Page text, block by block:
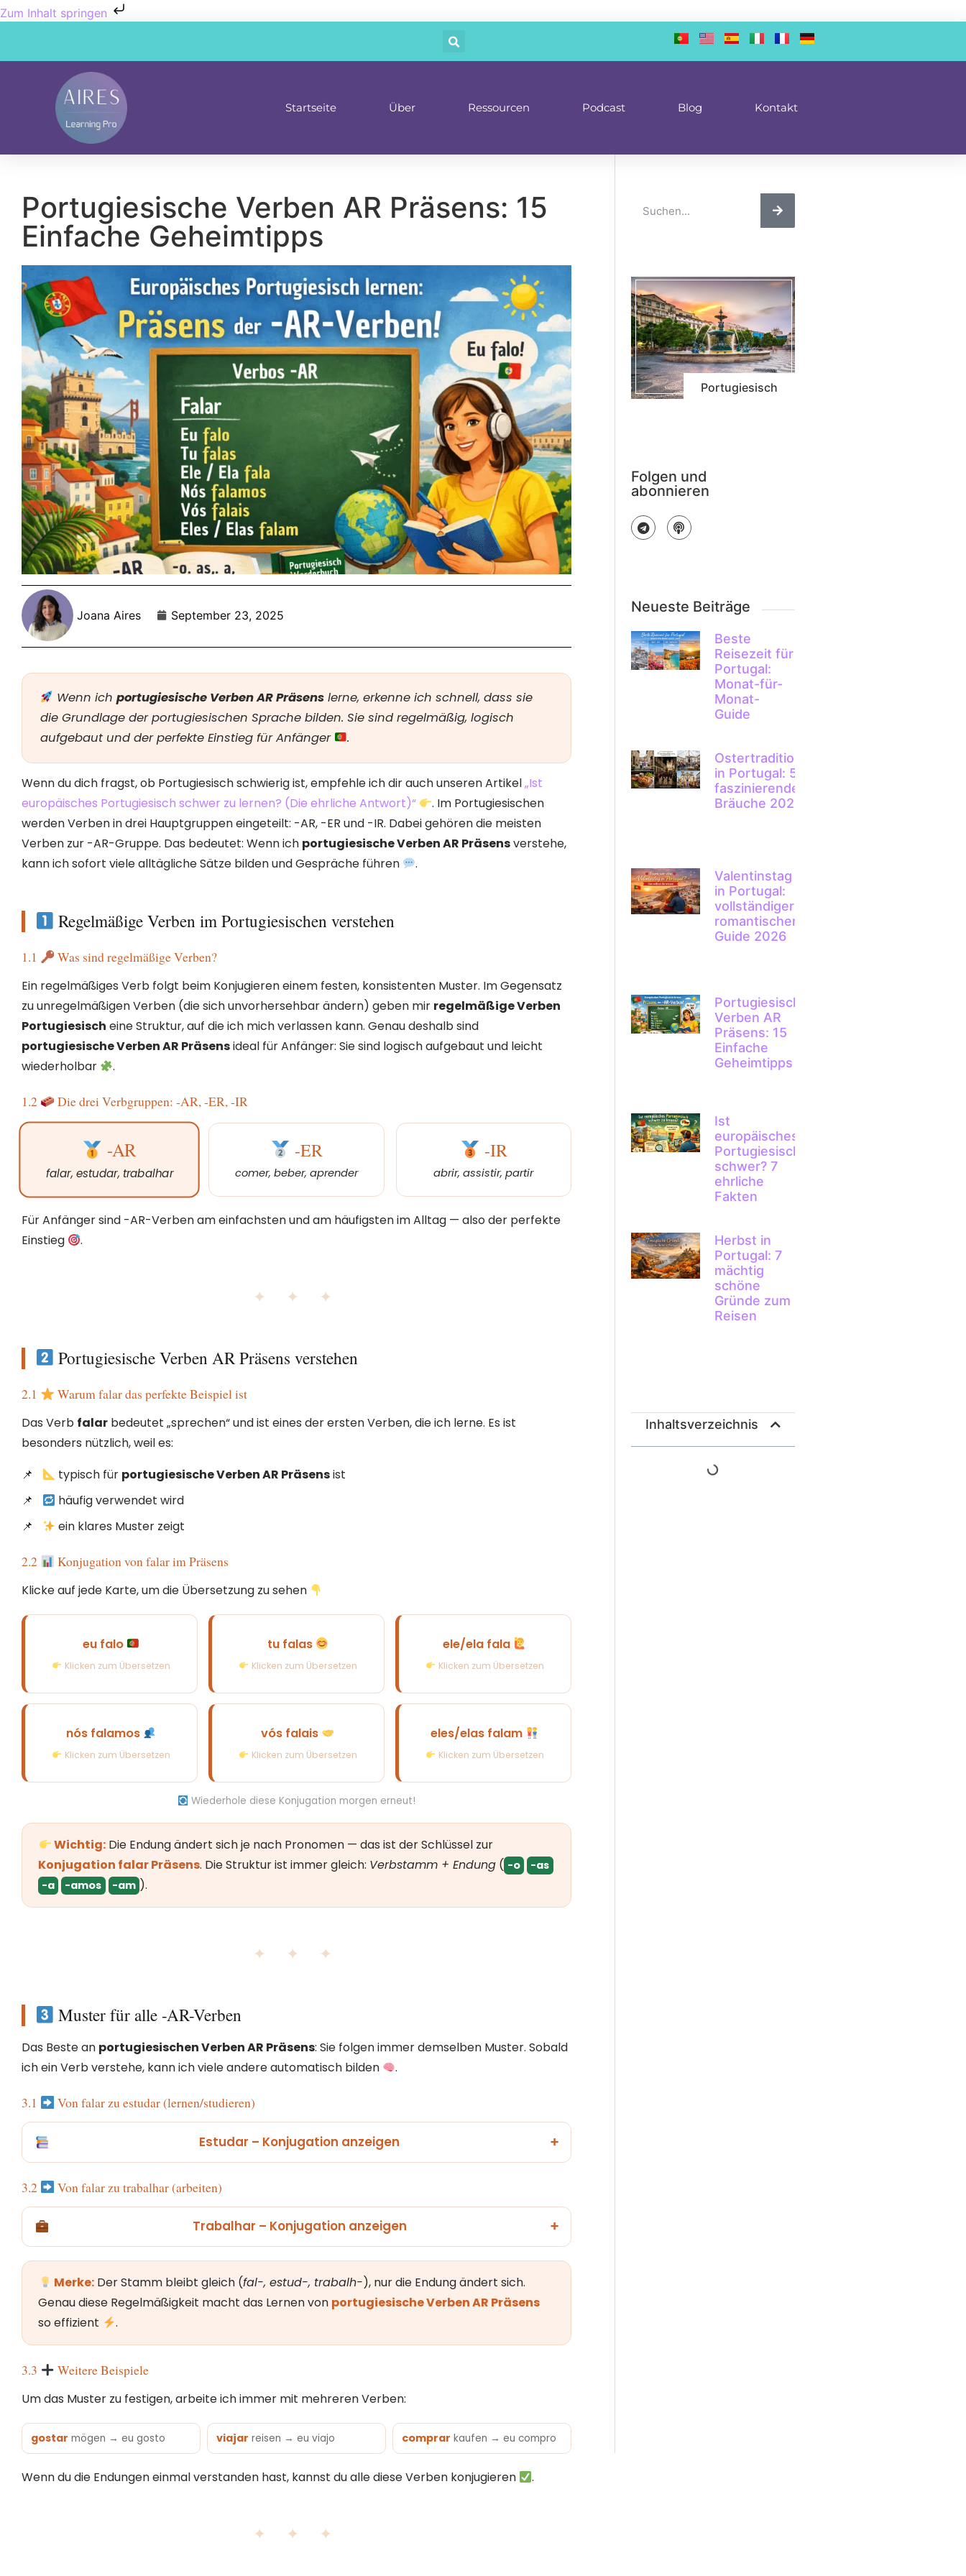
Zum Inhalt springen
Startseite Über Ressourcen Podcast Blog Kontakt
Portugiesische Verben AR Präsens: 15
Einfache Geheimtipps
Joana Aires September 23, 2025
Wenn ichportugiesische Verben AR Präsens lerne, erkenne ich schnell, dass sie
die Grundlage der portugiesischen Sprache bilden. Sie sind regelmäßig, logisch
aufgebaut und der perfekte Einstieg für Anfänger
.
Wenn du dich fragst, ob Portugiesisch schwierig ist, empfehle ich dir auch unseren Artikel„Ist
europäisches Portugiesisch schwer zu lernen? (Die ehrliche Antwort)“
. Im Portugiesischen
werden Verben in drei Hauptgruppen eingeteilt: -AR, -ER und -IR. Dabei gehören die meisten
Verben zur -AR-Gruppe. Das bedeutet: Wenn ich portugiesische Verben AR Präsensverstehe,
kann ich sofort viele alltägliche Sätze bilden und Gespräche führen
.
Regelmäßige Verben im Portugiesischen verstehen
1.1 Was sind regelmäßige Verben?
Ein regelmäßiges Verb folgt beim Konjugieren einem festen, konsistenten Muster. Im Gegensatz
zu unregelmäßigen Verben (die sich unvorhersehbar ändern) geben mir regelmäßige Verben
Portugiesisch eine Struktur, auf die ich mich verlassen kann. Genau deshalb sind
portugiesische Verben AR Präsensideal für Anfänger: Sie sind logisch aufgebaut und leicht
wiederholbar
.
1.2 Die drei Verbgruppen: -AR, -ER, -IR
-AR
falar, estudar, trabalhar
-ER
comer, beber, aprender
-IR
abrir, assistir, partir
Für Anfänger sind -AR-Verben am einfachsten und am häufigsten im Alltag — also der perfekte
Einstieg
.
✦ ✦ ✦
Portugiesische Verben AR Präsens verstehen
2.1 Warum falar das perfekte Beispiel ist
Das Verb falar bedeutet „sprechen“ und ist eines der ersten Verben, die ich lerne. Es ist
besonders nützlich, weil es:
typisch für portugiesische Verben AR Präsensist
häufig verwendet wird
ein klares Muster zeigt
2.2 Konjugation von falar im Präsens
Klicke auf jede Karte, um die Übersetzung zu sehen
eu falo
Klicken zum Übersetzen
tu falas
Klicken zum Übersetzen
du sprichst (informell)
ele/ela fala
Klicken zum Übersetzen
er/sie spricht
nós falamos
Klicken zum Übersetzen
wir sprechen
vós falais
Klicken zum Übersetzen
eles/elas falam
Klicken zum Übersetzen
sie sprechen
Wiederhole diese Konjugation morgen erneut!
Wichtig:Die Endung ändert sich je nach Pronomen — das ist der Schlüssel zur
Konjugation falar Präsens. Die Struktur ist immer gleich: Verbstamm + Endung ( -o
-as
-a
-amos -am ).
✦ ✦ ✦
Muster für alle -AR-Verben
Das Beste an portugiesischen Verben AR Präsens: Sie folgen immer demselben Muster. Sobald
ich ein Verb verstehe, kann ich viele andere automatisch bilden
.
3.1 Von falar zu estudar (lernen/studieren)
Estudar – Konjugation anzeigen
3.2 Von falar zu trabalhar (arbeiten)
Trabalhar – Konjugation anzeigen
Merke:Der Stamm bleibt gleich (fal-, estud-, trabalh-), nur die Endung ändert sich.
Genau diese Regelmäßigkeit macht das Lernen von portugiesische Verben AR Präsens
so effizient
.
3.3 Weitere Beispiele
Um das Muster zu festigen, arbeite ich immer mit mehreren Verben:
gostar mögen → eu gosto viajar reisen → eu viajo comprar kaufen → eu compro
Wenn du die Endungen einmal verstanden hast, kannst du alle diese Verben konjugieren .
✦ ✦ ✦
Portugiesisch
Folgen und
abonnieren
Neueste Beiträge
Beste
Reisezeit für
Portugal:
Monat-für-
Monat-
Guide
Ostertraditionen
in Portugal: 5
faszinierende
Bräuche 2026
Valentinstag
in Portugal:
vollständiger
romantischer
Guide 2026
Portugiesische
Verben AR
Präsens: 15
Einfache
Geheimtipps
Ist
europäisches
Portugiesisch
schwer? 7
ehrliche
Fakten
Herbst in
Portugal: 7
mächtig
schöne
Gründe zum
Reisen
Inhaltsverzeichnis